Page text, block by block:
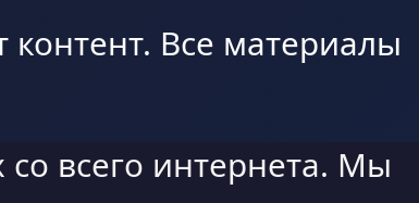
Все материалы
всего интернета. Мы